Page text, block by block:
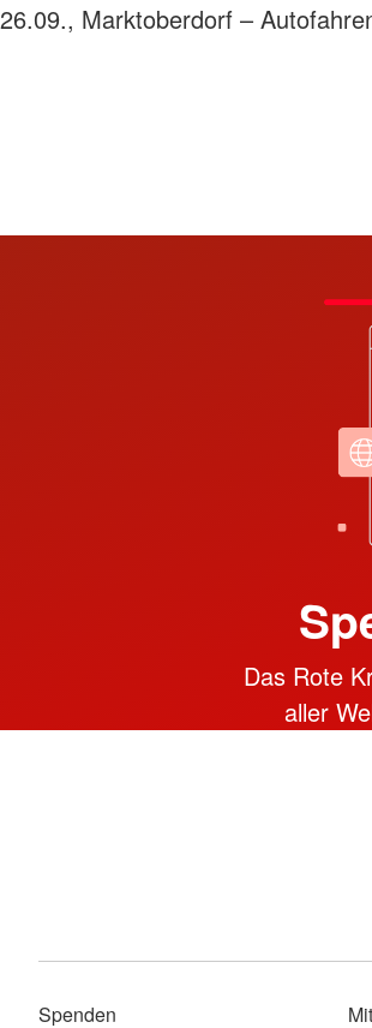
26.09., Marktoberdorf –
Das Rote
aller
Spenden